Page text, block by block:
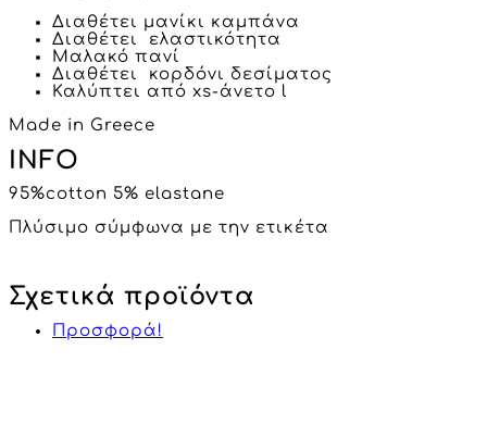
Διαθέτει μανίκι καμπάνα
Διαθέτει ελαστικότητα
Μαλακό πανί
Διαθέτει κορδόνι δεσίματος
Καλύπτει από xs-άνετο l
Made in Greece
INFO
95%cotton 5% elastane
Πλύσιμο σύμφωνα με την ετικέτα
Σχετικά προϊόντα
Προσφορά!